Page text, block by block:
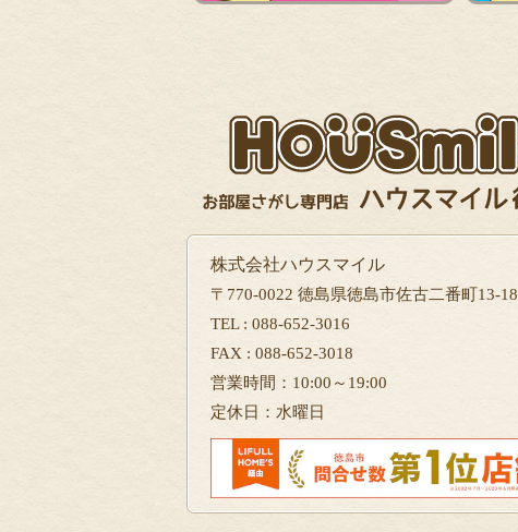
株式会社ハウスマイル
〒770-0022 徳島県徳島市佐古二番町13-18
TEL : 088-652-3016
FAX : 088-652-3018
営業時間：10:00～19:00
定休日：水曜日